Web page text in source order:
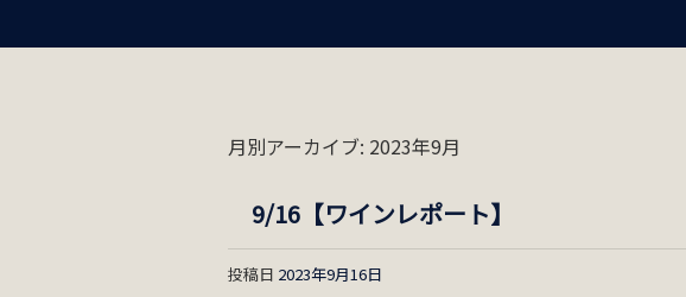
月別アーカイブ: 2023年9月
9/16【ワインレポート】
投稿日 2023年9月16日